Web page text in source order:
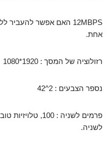
אחת.
רזולוציה של המסך : 1920*1080
נספר הצבעים : 2^42
לשניה.